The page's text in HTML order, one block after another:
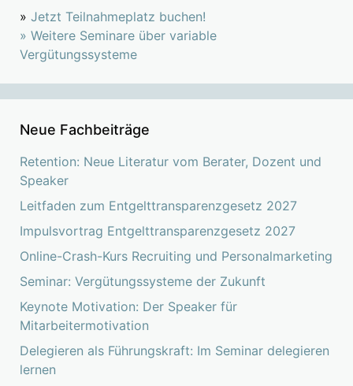
» Jetzt Teilnahmeplatz buchen!
» Weitere Seminare über variable
Vergütungssysteme
Neue Fachbeiträge
Retention: Neue Literatur vom Berater, Dozent und
Speaker
Leitfaden zum Entgelttransparenzgesetz 2027
Impulsvortrag Entgelttransparenzgesetz 2027
Online-Crash-Kurs Recruiting und Personalmarketing
Seminar: Vergütungssysteme der Zukunft
Keynote Motivation: Der Speaker für
Mitarbeitermotivation
Delegieren als Führungskraft: Im Seminar delegieren
lernen